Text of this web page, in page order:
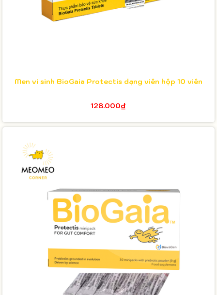
Men vi sinh BioGaia Protectis dạng viên hộp 10 viên
128.000₫